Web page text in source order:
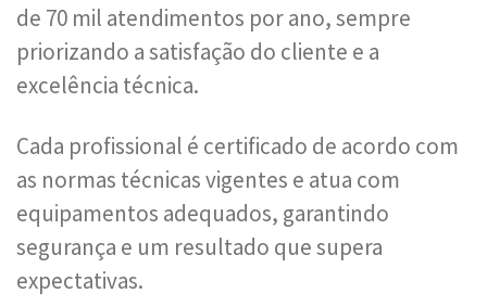
de 70 mil atendimentos por ano, sempre
priorizando a satisfação do cliente e a
excelência técnica.
Cada profissional é certificado de acordo com
as normas técnicas vigentes e atua com
equipamentos adequados, garantindo
segurança e um resultado que supera
expectativas.